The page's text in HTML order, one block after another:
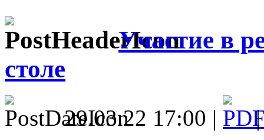
Участие в
столе
29.03.22 17:00 |